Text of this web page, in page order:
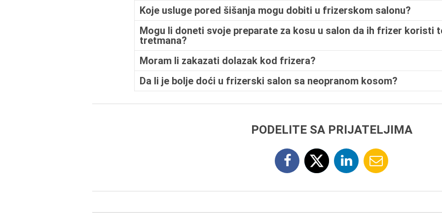
Koje usluge pored šišanja mogu dobiti u frizerskom salonu?
Mogu li doneti svoje preparate za kosu u salon da ih frizer koristi
tretmana?
Moram li zakazati dolazak kod frizera?
Da li je bolje doći u frizerski salon sa neopranom kosom?
PODELITE SA PRIJATELJIMA